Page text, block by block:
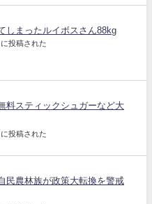
しまったルイボスさん88kg
投稿された
料スティックシュガーなど大
投稿された
民農林族が政策大転換を警戒